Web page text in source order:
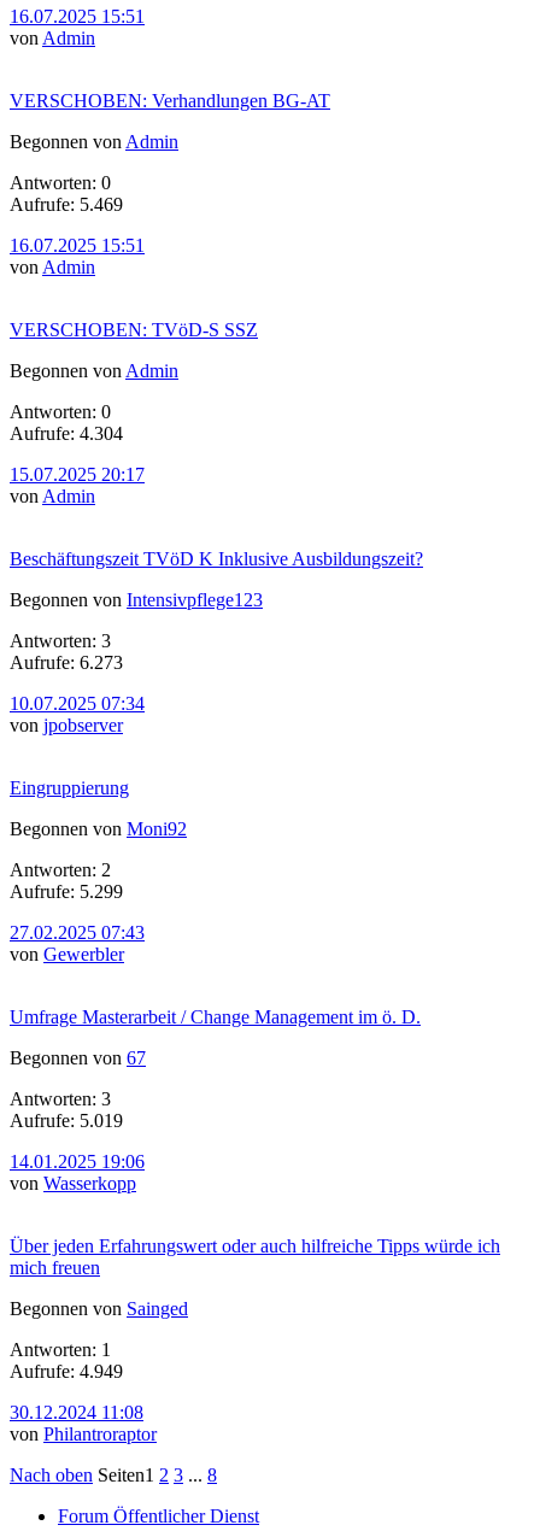
16.07.2025 15:51
von Admin
VERSCHOBEN: Verhandlungen BG-AT
Begonnen von Admin
Antworten: 0
Aufrufe: 5.469
16.07.2025 15:51
von Admin
VERSCHOBEN: TVöD-S SSZ
Begonnen von Admin
Antworten: 0
Aufrufe: 4.304
15.07.2025 20:17
von Admin
Beschäftungszeit TVöD K Inklusive Ausbildungszeit?
Begonnen von Intensivpflege123
Antworten: 3
Aufrufe: 6.273
10.07.2025 07:34
von jpobserver
Eingruppierung
Begonnen von Moni92
Antworten: 2
Aufrufe: 5.299
27.02.2025 07:43
von Gewerbler
Umfrage Masterarbeit / Change Management im ö. D.
Begonnen von 67
Antworten: 3
Aufrufe: 5.019
14.01.2025 19:06
von Wasserkopp
Über jeden Erfahrungswert oder auch hilfreiche Tipps würde ich
mich freuen
Begonnen von Sainged
Antworten: 1
Aufrufe: 4.949
30.12.2024 11:08
von Philantroraptor
Nach oben Seiten1 2 3 ... 8
Forum Öffentlicher Dienst